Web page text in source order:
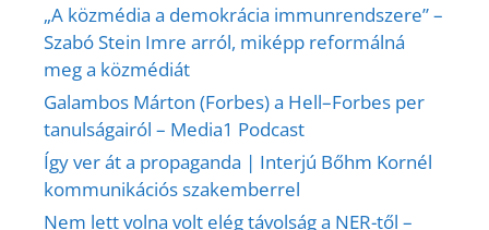
„A közmédia a demokrácia immunrendszere” –
Szabó Stein Imre arról, miképp reformálná
meg a közmédiát
Galambos Márton (Forbes) a Hell–Forbes per
tanulságairól – Media1 Podcast
Így ver át a propaganda | Interjú Bőhm Kornél
kommunikációs szakemberrel
Nem lett volna volt elég távolság a NER-től –